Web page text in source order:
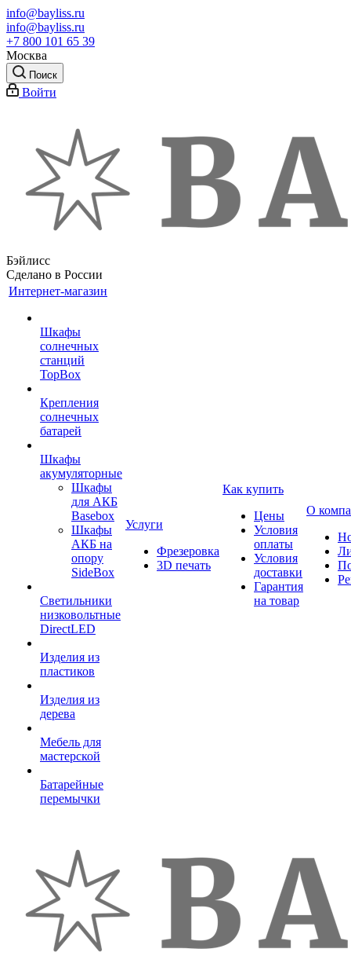
info@bayliss.ru
info@bayliss.ru
+7 800 101 65 39
Москва
Поиск
Войти
Бэйлисс
Сделано в России
Интернет-магазин
Шкафы
солнечных
станций
TopBox
Крепления
солнечных
батарей
Шкафы
акумуляторные
Шкафы
для АКБ
Basebox
Шкафы
АКБ на
опору
SideBox
Светильники
низковольтные
DirectLED
Изделия из
пластиков
Изделия из
дерева
Мебель для
мастерской
Батарейные
перемычки
Услуги
Фрезеровка
3D печать
Как купить
Цены
Условия
оплаты
Условия
доставки
Гарантия
на товар
О